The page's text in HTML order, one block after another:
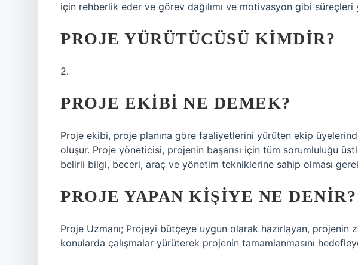
için rehberlik eder ve görev dağılımı ve motivasyon gibi süreçleri
PROJE YÜRÜTÜCÜSÜ KIMDIR?
2.
PROJE EKIBI NE DEMEK?
Proje ekibi, proje planına göre faaliyetlerini yürüten ekip
oluşur. Proje yöneticisi, projenin başarısı için tüm sorumluluğu
belirli bilgi, beceri, araç ve yönetim tekniklerine sahip olması
PROJE YAPAN KIŞIYE NE DENIR?
Proje Uzmanı; Projeyi bütçeye uygun olarak hazırlayan, projenin
konularda çalışmalar yürüterek projenin tamamlanmasını